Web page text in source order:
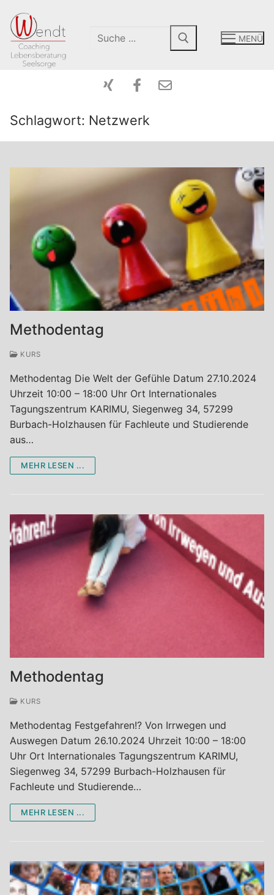
MENÜ
Intensiv-Tage
Paarberatung
Workshops Vorträge Seminare
Aktiv-Coaching
Team-Coaching
Über Mich
Kontakt
Schlagwort: Netzwerk
Methodentag
KURS
Methodentag Die Welt der Gefühle Datum 27.10.2024
Uhrzeit 10:00 – 18:00 Uhr Ort Internationales
Tagungszentrum KARIMU, Siegenweg 34, 57299
Burbach-Holzhausen für Fachleute und Studierende
aus…
MEHR LESEN ...
Methodentag
KURS
Methodentag Festgefahren!? Von Irrwegen und
Auswegen Datum 26.10.2024 Uhrzeit 10:00 – 18:00
Uhr Ort Internationales Tagungszentrum KARIMU,
Siegenweg 34, 57299 Burbach-Holzhausen für
Fachleute und Studierende…
MEHR LESEN ...